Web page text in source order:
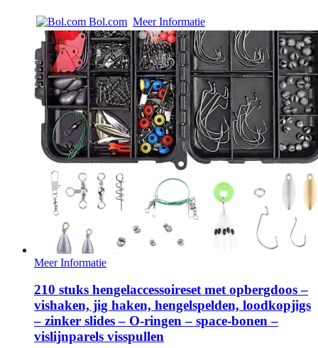
Bol.com Meer Informatie
Meer Informatie
210 stuks hengelaccessoireset met opbergdoos –
vishaken, jig haken, hengelspelden, loodkopjigs
– zinker slides – O-ringen – space-bonen –
vislijnparels visspullen